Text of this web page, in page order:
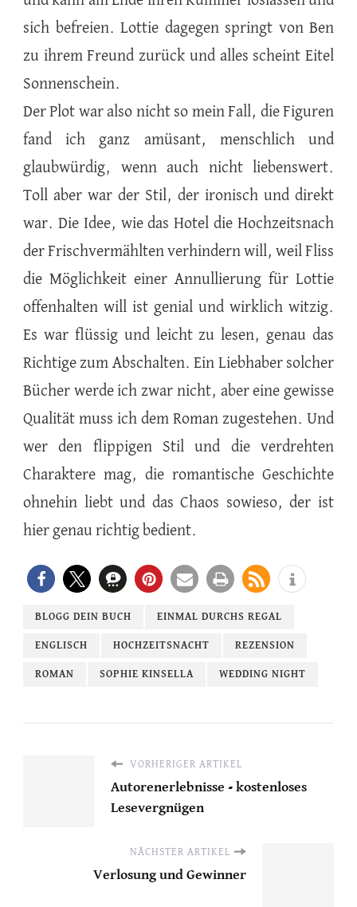
sich befreien. Lottie dagegen springt von Ben
zu ihrem Freund zurück und alles scheint Eitel
Sonnenschein.
Der Plot war also nicht so mein Fall, die Figuren
fand ich ganz amüsant, menschlich und
glaubwürdig, wenn auch nicht liebenswert.
Toll aber war der Stil, der ironisch und direkt
war. Die Idee, wie das Hotel die Hochzeitsnach
der Frischvermählten verhindern will, weil Fliss
die Möglichkeit einer Annullierung für Lottie
offenhalten will ist genial und wirklich witzig.
Es war flüssig und leicht zu lesen, genau das
Richtige zum Abschalten. Ein Liebhaber solcher
Bücher werde ich zwar nicht, aber eine gewisse
Qualität muss ich dem Roman zugestehen. Und
wer den flippigen Stil und die verdrehten
Charaktere mag, die romantische Geschichte
ohnehin liebt und das Chaos sowieso, der ist
hier genau richtig bedient.
BLOGG DEIN BUCH EINMAL DURCHS REGAL
ENGLISCH HOCHZEITSNACHT REZENSION
ROMAN SOPHIE KINSELLA WEDDING NIGHT
VORHERIGER ARTIKEL
Autorenerlebnisse - kostenloses
Lesevergnügen
NÄCHSTER ARTIKEL
Verlosung und Gewinner